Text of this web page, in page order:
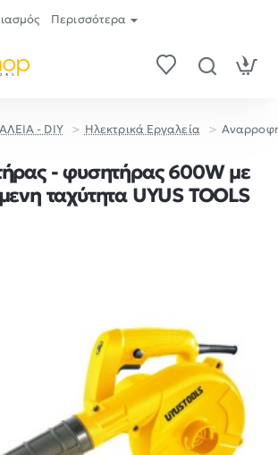
Περισσότερα
- DIY Ηλεκτρικά Εργαλεία
- φυσητήρας 600W με
ταχύτητα UYUS TOOLS